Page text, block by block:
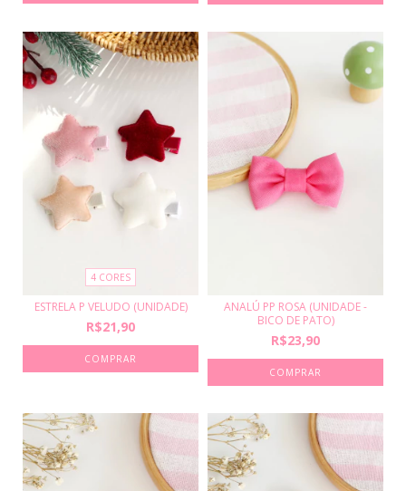
4 CORES
ESTRELA P VELUDO (UNIDADE)
R$21,90
COMPRAR
ANALÚ PP ROSA (UNIDADE -
BICO DE PATO)
R$23,90